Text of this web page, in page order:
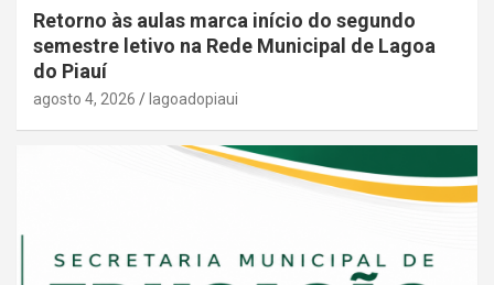
Retorno às aulas marca início do segundo
semestre letivo na Rede Municipal de Lagoa
do Piauí
agosto 4, 2026 lagoadopiaui